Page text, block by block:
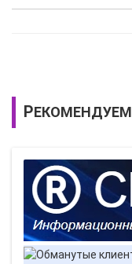
РЕКОМЕНДУЕМ